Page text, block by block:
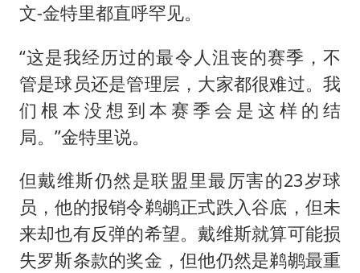
文-金特里都直呼罕见。
“这是我经历过的最令人沮丧的赛季，不
管是球员还是管理层，大家都很难过。我
们根本没想到本赛季会是这样的结
局。”金特里说。
但戴维斯仍然是联盟里最厉害的23岁球
员，他的报销令鹈鹕正式跌入谷底，但未
来却也有反弹的希望。戴维斯就算可能损
失罗斯条款的奖金，但他仍然是鹈鹕最重